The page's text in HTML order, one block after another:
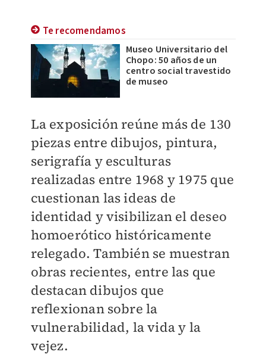
Te recomendamos
Museo Universitario del
Chopo: 50 años de un
centro social travestido
de museo
La exposición reúne más de 130
piezas entre dibujos, pintura,
serigrafía y esculturas
realizadas entre 1968 y 1975 que
cuestionan las ideas de
identidad y visibilizan el deseo
homoerótico históricamente
relegado. También se muestran
obras recientes, entre las que
destacan dibujos que
reflexionan sobre la
vulnerabilidad, la vida y la
vejez.